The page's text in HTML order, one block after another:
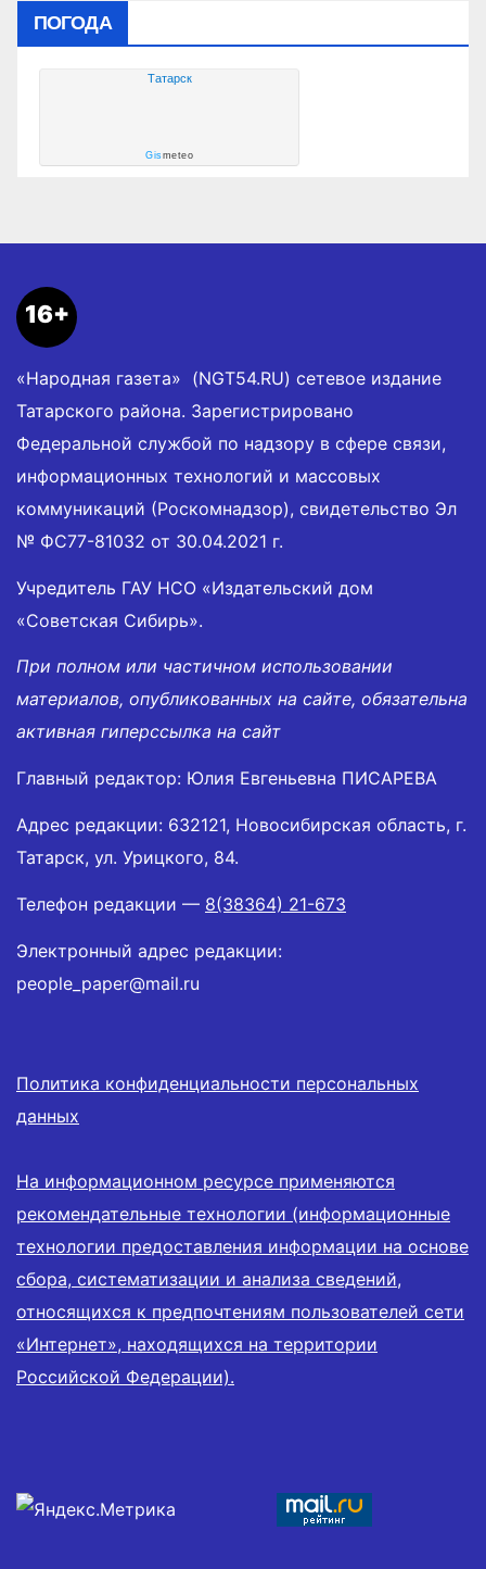
ПОГОДА
Татарск
Gismeteo
16+
«Народная газета» (NGT54.RU) сетевое издание
Татарского района. Зарегистрировано
Федеральной службой по надзору в сфере связи,
информационных технологий и массовых
коммуникаций (Роскомнадзор), свидетельство Эл
№ ФС77-81032 от 30.04.2021 г.
Учредитель ГАУ НСО «Издательский дом
«Советская Сибирь».
При полном или частичном использовании
материалов, опубликованных на сайте, обязательна
активная гиперссылка на сайт
Главный редактор: Юлия Евгеньевна ПИСАРЕВА
Адрес редакции: 632121, Новосибирская область, г.
Татарск, ул. Урицкого, 84.
Телефон редакции — 8(38364) 21-673
Электронный адрес редакции:
people_paper@mail.ru
Политика конфиденциальности персональных
данных
На информационном ресурсе применяются
рекомендательные технологии (информационные
технологии предоставления информации на основе
сбора, систематизации и анализа сведений,
относящихся к предпочтениям пользователей сети
«Интернет», находящихся на территории
Российской Федерации).